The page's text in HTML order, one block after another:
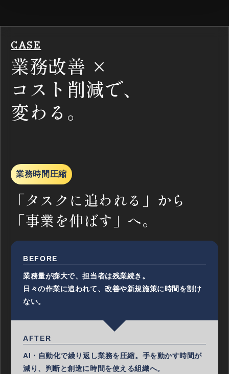
CASE
業務改善 ×
コスト削減で、
変わる。
業務時間圧縮
「タスクに追われる」から
「事業を伸ばす」へ。
BEFORE
業務量が膨大で、担当者は残業続き。
日々の作業に追われて、改善や新規施策に時間を割け
ない。
AFTER
AI・自動化で繰り返し業務を圧縮。手を動かす時間が
減り、判断と創造に時間を使える組織へ。